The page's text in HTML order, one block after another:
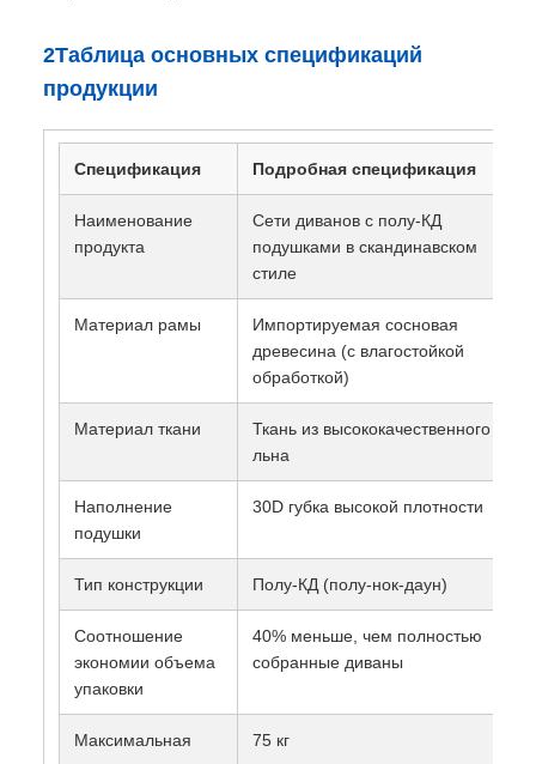
2Таблица основных спецификаций
продукции
Спецификация Подробная спецификация
Наименование
продукта
Сети диванов с полу-КД
подушками в скандинавском
стиле
Материал рамы
Импортируемая сосновая
древесина (с влагостойкой
обработкой)
Материал ткани
Ткань из высококачественного
льна
Наполнение
подушки
30D губка высокой плотности
Тип конструкции Полу-КД (полу-нок-даун)
Соотношение
экономии объема
упаковки
40% меньше, чем полностью
собранные диваны
Максимальная
75 кг